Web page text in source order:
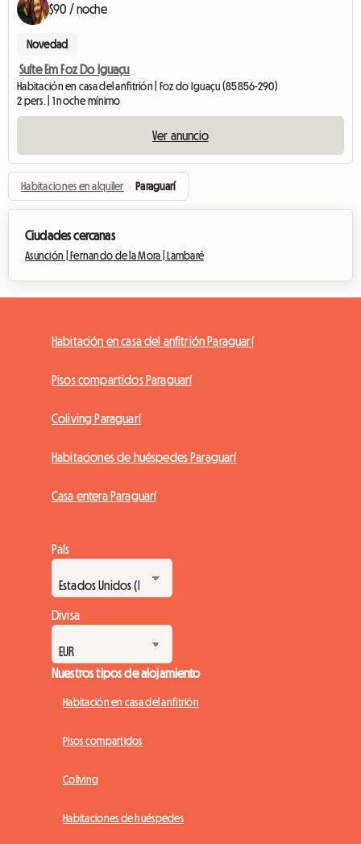
$90 / noche
Novedad
Suíte Em Foz Do Iguaçu
Habitación en casa del anfitrión | Foz do Iguaçu (85856-290)
2 pers. | 1 noche mínimo
Ver anuncio
Habitaciones en alquiler › Paraguarí
Ciudades cercanas
Asunción | Fernando de la Mora | Lambaré
Habitación en casa del anfitrión Paraguarí
Pisos compartidos Paraguarí
Coliving Paraguarí
Habitaciones de huéspedes Paraguarí
Casa entera Paraguarí
País
Divisa
Nuestros tipos de alojamiento
Habitación en casa del anfitrión
Pisos compartidos
Coliving
Habitaciones de huéspedes